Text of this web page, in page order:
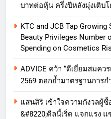
บาทต่อหุ้น ครึ่งปีหลังมุ่งเติบ
KTC and JCB Tap Growing
Beauty Privileges Number
Spending on Cosmetics
ADVICE คว้า “ดีเยี่ยมสมคว
2569 ตอกย้ำมาตรฐานการ
แสนสิริ เข้าใจความกังวลผู้
&#8220;ดีลนี้เริ่ด แจกแรง